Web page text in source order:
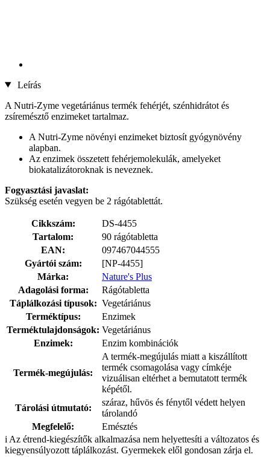
Leírás
A Nutri-Zyme vegetáriánus termék fehérjét, szénhidrátot és
zsíremésztő enzimeket tartalmaz.
A Nutri-Zyme növényi enzimeket biztosít gyógynövény
alapban.
Az enzimek összetett fehérjemolekulák, amelyeket
biokatalizátoroknak is neveznek.
Fogyasztási javaslat:
Szükség esetén vegyen be 2 rágótablettát.
Cikkszám:
DS-4455
Tartalom:
90 rágótabletta
EAN:
097467044555
Gyártói szám:
[NP-4455]
Márka:
Nature's Plus
Adagolási forma:
Rágótabletta
Táplálkozási típusok: Vegetáriánus
Terméktípus:
Enzimek
Terméktulajdonságok: Vegetáriánus
Enzimek:
Enzim kombinációk
Termék-megújulás:
A termék-megújulás miatt a kiszállított
termék csomagolása vagy címkéje
vizuálisan eltérhet a bemutatott termék
képétől.
Tárolási útmutató:
száraz, hűvös és fénytől védett helyen
tárolandó
Megfelelő:
Emésztés
i Az étrend-kiegészítők alkalmazása nem helyettesíti a változatos és
kiegyensúlyozott táplálkozást. Gyermekek elől gondosan zárja el.